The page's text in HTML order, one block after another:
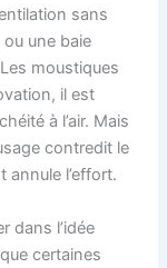
sans
une baie
moustiques
il est
à l’air. Mais
contredit le
annule l’effort.
dans l’idée
certaines